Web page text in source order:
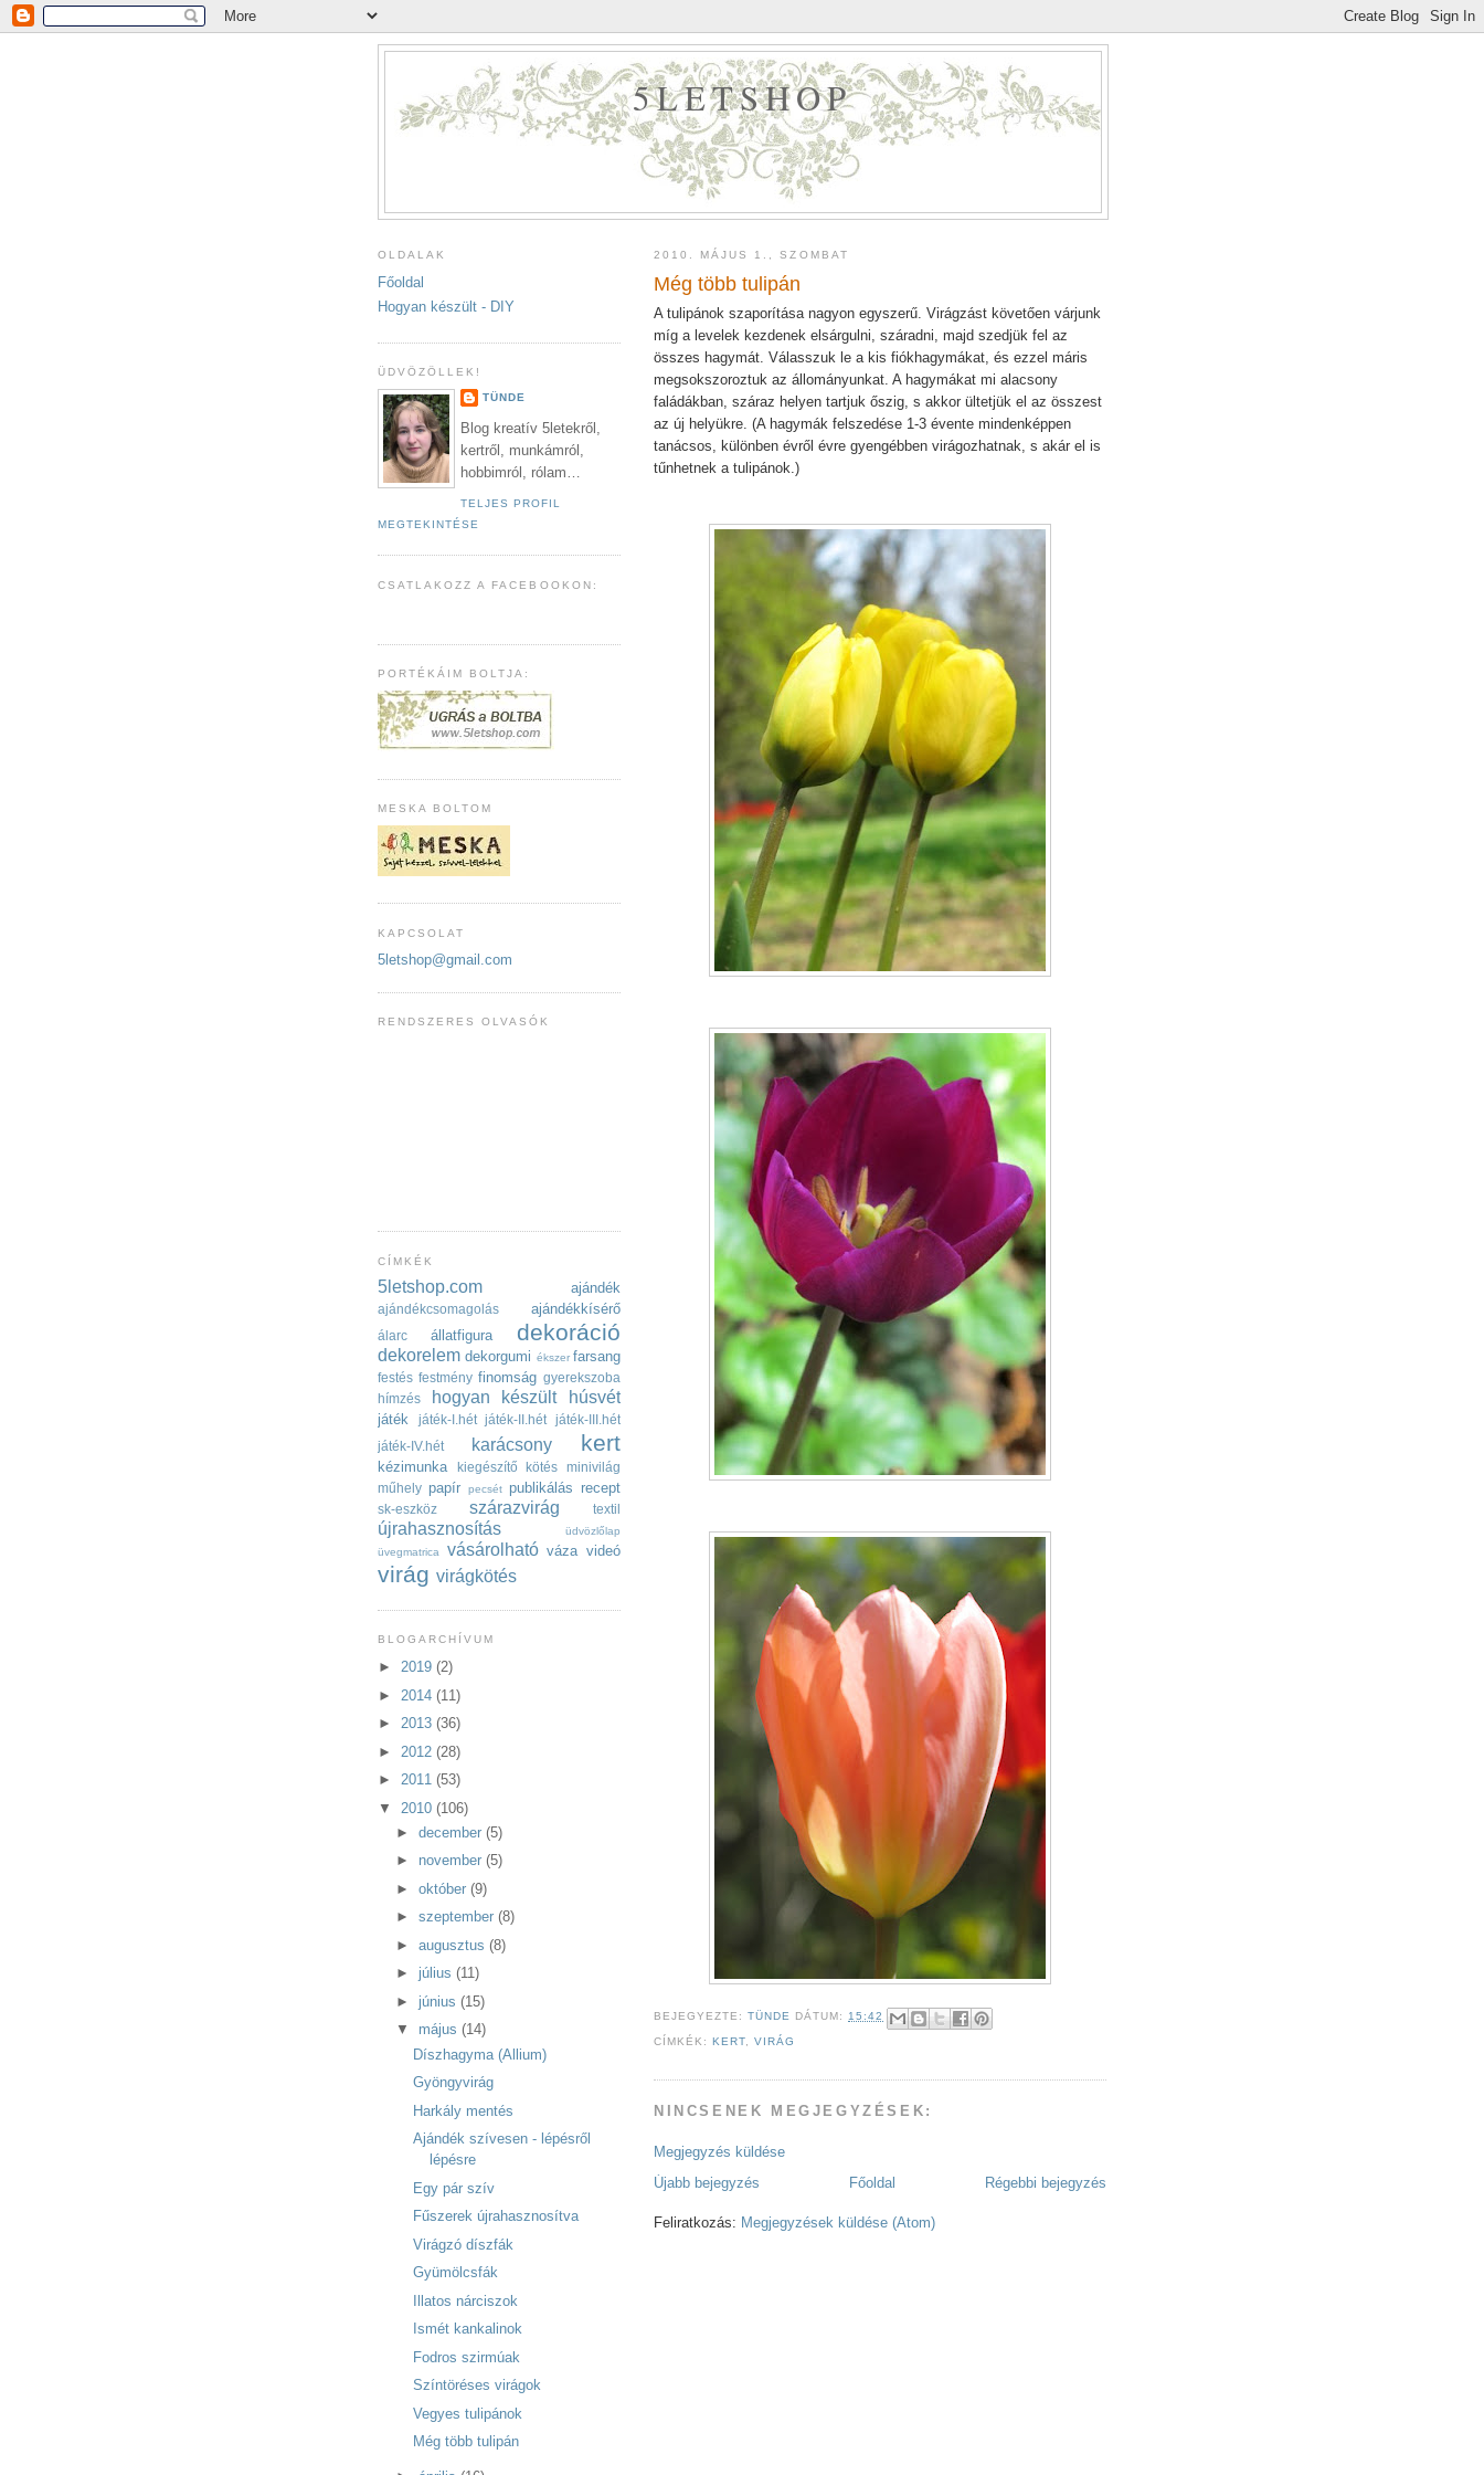
5LETSHOP
2010. MÁJUS 1., SZOMBAT
Még több tulipán
A tulipánok szaporítása nagyon egyszerű. Virágzást követően várjunk
míg a levelek kezdenek elsárgulni, száradni, majd szedjük fel az
összes hagymát. Válasszuk le a kis fiókhagymákat, és ezzel máris
megsokszoroztuk az állományunkat. A hagymákat mi alacsony
faládákban, száraz helyen tartjuk őszig, s akkor ültetjük el az összest
az új helyükre. (A hagymák felszedése 1-3 évente mindenképpen
tanácsos, különben évről évre gyengébben virágozhatnak, s akár el is
tűnhetnek a tulipánok.)
BEJEGYEZTE:TÜNDE DÁTUM:15:42
CÍMKÉK:KERT ,VIRÁG
NINCSENEK MEGJEGYZÉSEK:
Megjegyzés küldése
Újabb bejegyzés
Régebbi bejegyzés
Főoldal
Feliratkozás: Megjegyzések küldése (Atom)
OLDALAK
Főoldal
Hogyan készült - DIY
ÜDVÖZÖLLEK!
TÜNDE
Blog kreatív 5letekről,
kertről, munkámról,
hobbimról, rólam…
TELJES PROFIL
MEGTEKINTÉSE
CSATLAKOZZ A FACEBOOKON:
PORTÉKÁIM BOLTJA:
MESKA BOLTOM
KAPCSOLAT
5letshop@gmail.com
RENDSZERES OLVASÓK
CÍMKÉK
5letshop.com ajándék
ajándékcsomagolás ajándékkísérő
álarc állatfigura dekoráció
dekorelem dekorgumi ékszer farsang
festés festmény finomság gyerekszoba
hímzés
hogyan készült húsvét
játék játék-I.hét játék-II.hét
játék-III.hét
játék-IV.hét
karácsony kert
kézimunka kiegészítő kötés
minivilág
műhely papír pecsét publikálás recept
sk-eszköz szárazvirág textil
újrahasznosítás
üdvözlőlap
üvegmatrica
vásárolható váza videó
virág virágkötés
BLOGARCHÍVUM
► 2019 (2)
► 2014 (11)
► 2013 (36)
► 2012 (28)
► 2011 (53)
▼ 2010 (106)
► december (5)
► november (5)
► október (9)
► szeptember (8)
► augusztus (8)
► július (11)
► június (15)
▼ május (14)
Díszhagyma (Allium)
Gyöngyvirág
Harkály mentés
Ajándék szívesen - lépésről
lépésre
Egy pár szív
Fűszerek újrahasznosítva
Virágzó díszfák
Gyümölcsfák
Illatos nárciszok
Ismét kankalinok
Fodros szirmúak
Színtöréses virágok
Vegyes tulipánok
Még több tulipán